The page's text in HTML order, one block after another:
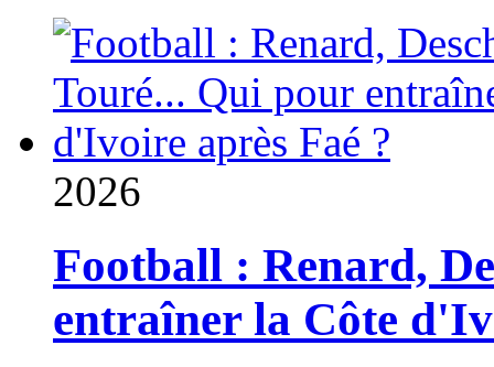
2026
Football : Renard,
entraîner la Côte